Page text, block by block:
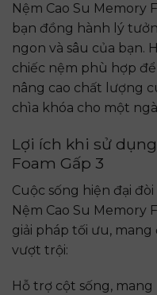
Nệm Cao Su Memory
bạn đồng hành lý
ngon và sâu của bạn.
chiếc nệm phù hợp
nâng cao chất lượng
chìa khóa cho một
Lợi ích khi sử
Foam Gấp 3
Cuộc sống hiện đại
Nệm Cao Su Memory
giải pháp tối ưu,
vượt trội:
Hỗ trợ cột sống,